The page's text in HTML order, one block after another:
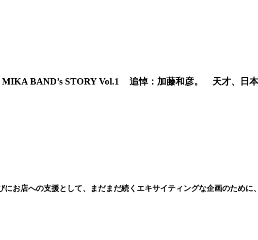
MIKA BAND’s STORY Vol.1 追悼：加藤和彦。 天才、日
にお店への支援として、まだまだ続くエキサイティングな企画のため